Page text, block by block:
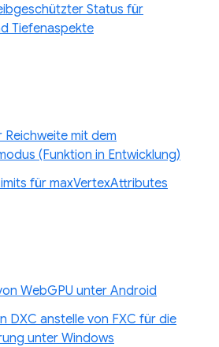
Status für
Tiefenaspekte
mit dem
(Funktion in Entwicklung)
für maxVertexAttributes
WebGPU unter Android
DXC anstelle von FXC für die
unter Windows